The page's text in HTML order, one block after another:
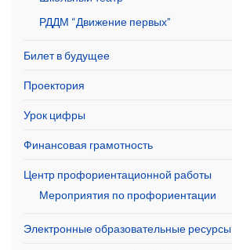
РДДМ “Движение первых”
Билет в будущее
Проектория
Урок цифры
Финансовая грамотность
Центр профориентационной работы
Мероприятия по профориентации
Электронные образовательные ресурсы